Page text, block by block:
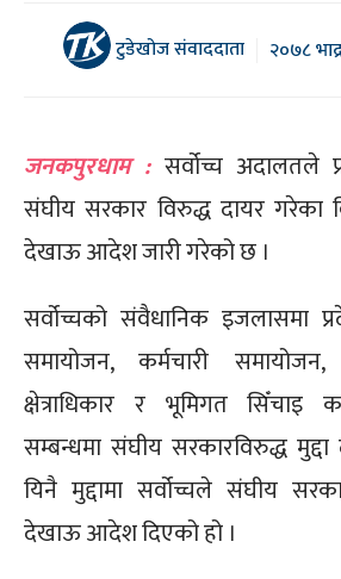
टुडेखोज संवाददाता २०७८
जनकपुरधाम : सर्वोच्च अदालतले
संघीय सरकार विरुद्ध दायर गरेका
देखाऊ आदेश जारी गरेको छ ।
सर्वोच्चको संवैधानिक इजलासमा
समायोजन, कर्मचारी समायोजन,
क्षेत्राधिकार र भूमिगत सिँचाइ
सम्बन्धमा संघीय सरकारविरुद्ध
यिनै मुद्दामा सर्वोच्चले संघीय
देखाऊ आदेश दिएको हो ।